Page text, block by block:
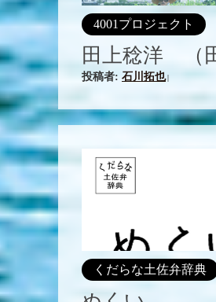
4001プロジェクト
田上稔洋 （
投稿者: 石川拓也|
くだらな土佐弁辞典